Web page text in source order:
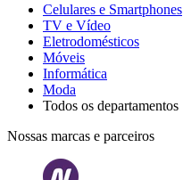
Celulares e Smartphones
TV e Vídeo
Eletrodomésticos
Móveis
Informática
Moda
Todos os departamentos
Nossas marcas e parceiros